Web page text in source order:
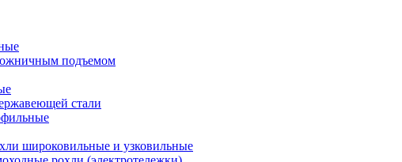
подъемом
стали
широковильные и узковильные